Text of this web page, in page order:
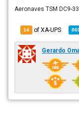
Aeronaves TSM DC9-
14 of XA-UPS
Gerardo